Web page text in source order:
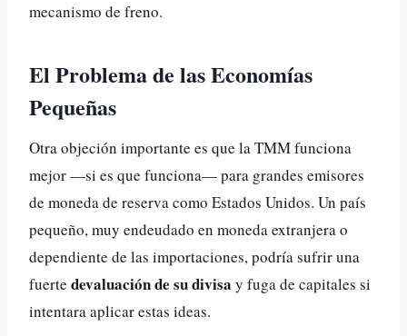
mecanismo de freno.
El Problema de las Economías
Pequeñas
Otra objeción importante es que la TMM funciona
mejor —si es que funciona— para grandes emisores
de moneda de reserva como Estados Unidos. Un país
pequeño, muy endeudado en moneda extranjera o
dependiente de las importaciones, podría sufrir una
fuerte devaluación de su divisa y fuga de capitales si
intentara aplicar estas ideas.